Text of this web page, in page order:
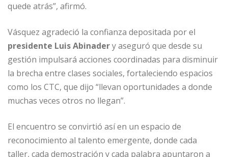
quede atrás”, afirmó.
Vásquez agradeció la confianza depositada por el
presidente Luis Abinadery aseguró que desde su
gestión impulsará acciones coordinadas para disminuir
la brecha entre clases sociales, fortaleciendo espacios
como los CTC, que dijo “llevan oportunidades a donde
muchas veces otros no llegan”.
El encuentro se convirtió así en un espacio de
reconocimiento al talento emergente, donde cada
taller, cada demostración y cada palabra apuntaron a